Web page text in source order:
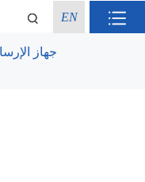
EN
جهاز